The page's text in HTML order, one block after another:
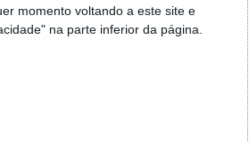
momento voltando a este site e
na parte inferior da página.
tem mais de um ano